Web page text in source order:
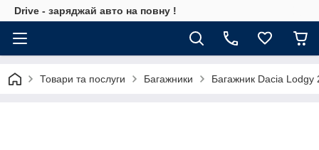
Drive - заряджай авто на повну !
Товари та послуги Багажники Багажник Dacia Lodgy